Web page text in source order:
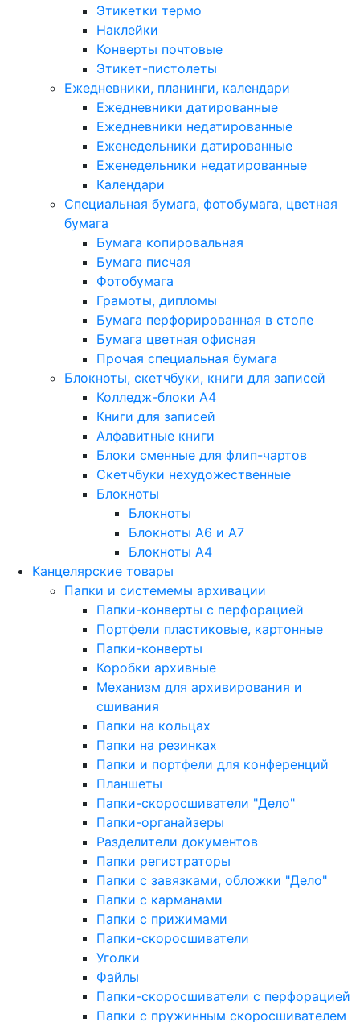
Этикетки термо
Наклейки
Конверты почтовые
Этикет-пистолеты
Ежедневники, планинги, календари
Ежедневники датированные
Ежедневники недатированные
Еженедельники датированные
Еженедельники недатированные
Календари
Специальная бумага, фотобумага, цветная
бумага
Бумага копировальная
Бумага писчая
Фотобумага
Грамоты, дипломы
Бумага перфорированная в стопе
Бумага цветная офисная
Прочая специальная бумага
Блокноты, скетчбуки, книги для записей
Колледж-блоки А4
Книги для записей
Алфавитные книги
Блоки сменные для флип-чартов
Скетчбуки нехудожественные
Блокноты
Блокноты
Блокноты A6 и A7
Блокноты A4
Канцелярские товары
Папки и системемы архивации
Папки-конверты с перфорацией
Портфели пластиковые, картонные
Папки-конверты
Коробки архивные
Механизм для архивирования и
сшивания
Папки на кольцах
Папки на резинках
Папки и портфели для конференций
Планшеты
Папки-скоросшиватели "Дело"
Папки-органайзеры
Разделители документов
Папки регистраторы
Папки с завязками, обложки "Дело"
Папки с карманами
Папки с прижимами
Папки-скоросшиватели
Уголки
Файлы
Папки-скоросшиватели с перфорацией
Папки с пружинным скоросшивателем